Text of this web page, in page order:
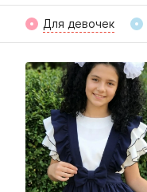
Для девочек